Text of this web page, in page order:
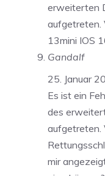
erweiterten
aufgetreten.
13mini IOS
Gandalf
25. Januar
Es ist ein
des
aufgetreten.
mir